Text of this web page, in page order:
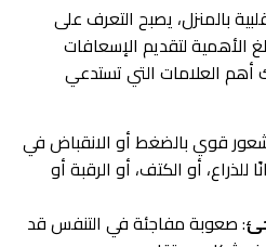
بالمنزل، يصبح التعرف على
الأهمية لتقديم الإسعافات
أهم العلامات التي تستدعي
قوي بالضغط أو الانقباض في
للذراع، أو الكتف، أو الرقبة أو
: صعوبة مفاجئة في التنفس قد